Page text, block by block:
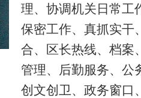
理、协调机关日常工
保密工作、真抓实干
合、区长热线、档案
管理、后勤服务、公
创文创卫、政务窗口